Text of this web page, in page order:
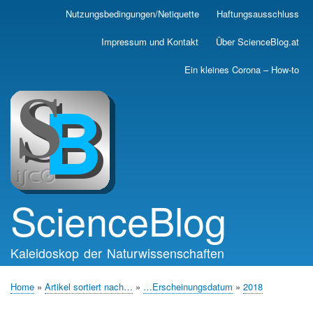
Skip
main
Nutzungsbedingungen/Netiquette Haftungsausschluss
Impressum und Kontakt Über ScienceBlog.at
Ein kleines Corona – How-to
ScienceBlog
Kaleidoskop der Naturwissenschaften
Home Artikel sortiert nach… …Erscheinungsdatum 2018